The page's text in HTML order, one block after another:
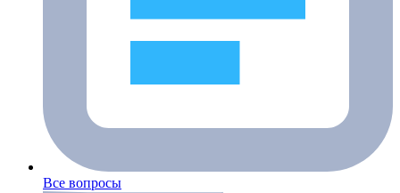
Все вопросы